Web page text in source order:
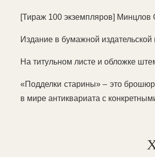
[Тираж 100 экземпляров] Минцлов
Издание в бумажной
На титульном листе и обложке
«Подделки старины» – это
в мире антиквариата с